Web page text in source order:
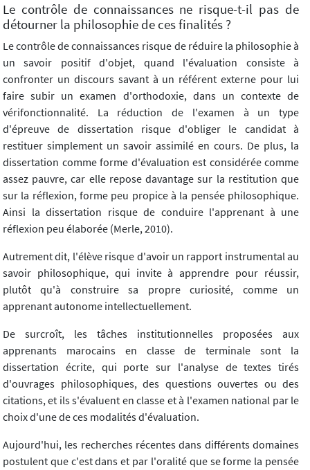
Le contrôle de connaissances ne risque-t-il pas de
détourner la philosophie de ces finalités ?
Le contrôle de connaissances risque de réduire la philosophie à
un savoir positif d'objet, quand l'évaluation consiste à
confronter un discours savant à un référent externe pour lui
faire subir un examen d'orthodoxie, dans un contexte de
vérifonctionnalité. La réduction de l'examen à un type
d'épreuve de dissertation risque d'obliger le candidat à
restituer simplement un savoir assimilé en cours. De plus, la
dissertation comme forme d'évaluation est considérée comme
assez pauvre, car elle repose davantage sur la restitution que
sur la réflexion, forme peu propice à la pensée philosophique.
Ainsi la dissertation risque de conduire l'apprenant à une
réflexion peu élaborée (Merle, 2010).
Autrement dit, l'élève risque d'avoir un rapport instrumental au
savoir philosophique, qui invite à apprendre pour réussir,
plutôt qu'à construire sa propre curiosité, comme un
apprenant autonome intellectuellement.
De surcroît, les tâches institutionnelles proposées aux
apprenants marocains en classe de terminale sont la
dissertation écrite, qui porte sur l'analyse de textes tirés
d'ouvrages philosophiques, des questions ouvertes ou des
citations, et ils s'évaluent en classe et à l'examen national par le
choix d'une de ces modalités d'évaluation.
Aujourd'hui, les recherches récentes dans différents domaines
postulent que c'est dans et par l'oralité que se forme la pensée